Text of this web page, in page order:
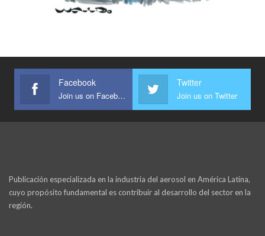
Facebook
Join us on Facebook
Twitter
Join us on Twitter
Publicación especializada en la industria del aerosol en América Latina,
cuyo propósito fundamental es contribuir al desarrollo del sector en la
región.